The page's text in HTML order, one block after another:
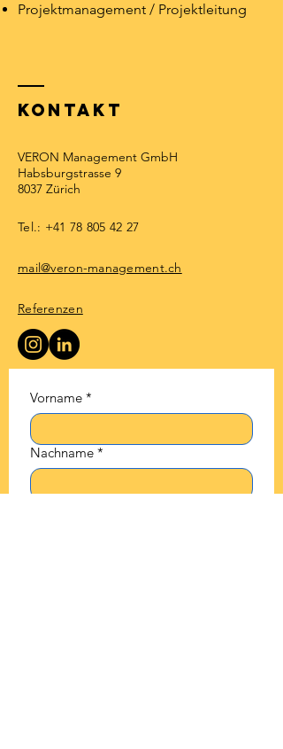
Projektmanagement / Projektleitung
KONTAKT
VERON Management GmbH
Habsburgstrasse 9
8037 Zürich
Tel.: +41 78 805 42 27
mail@veron-management.ch
Referenzen
Vorname *
Nachname *